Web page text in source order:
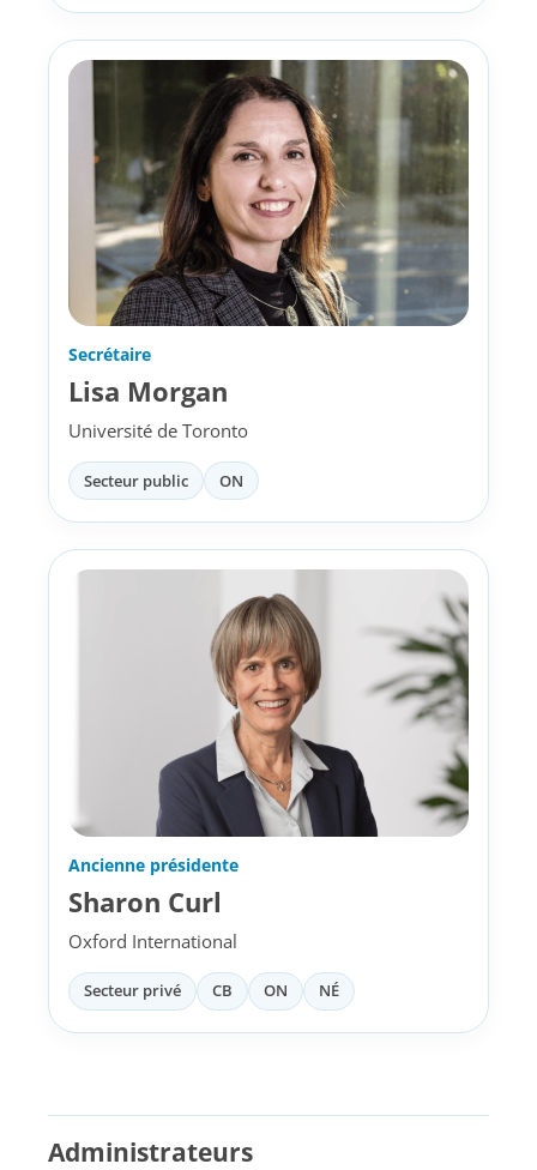
Secrétaire
Lisa Morgan
Université de Toronto
Secteur public ON
Ancienne présidente
Sharon Curl
Oxford International
Secteur privé CB ON NÉ
Administrateurs